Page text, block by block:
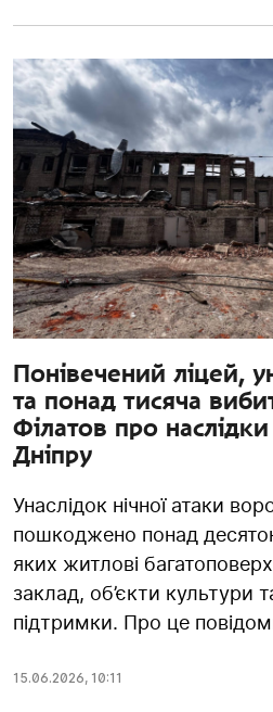
Понівечений ліцей,
та понад тисяча
Філатов про
Дніпру
Унаслідок нічної атаки
пошкоджено понад
яких житлові
заклад, об’єкти культури
підтримки. Про це
15.06.2026, 10:11